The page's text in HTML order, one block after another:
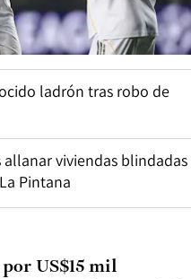
ladrón tras robo de
allanar viviendas blindadas
Pintana
US$15 mil